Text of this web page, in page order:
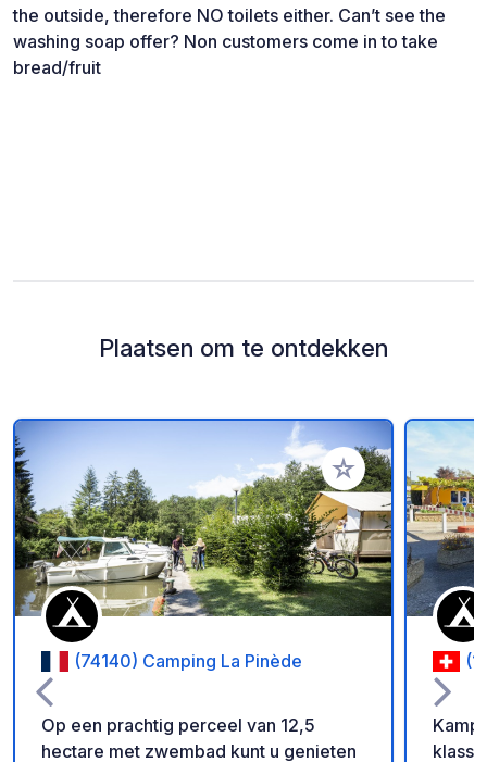
the outside, therefore NO toilets either. Can’t see the
washing soap offer? Non customers come in to take
bread/fruit
Plaatsen om te ontdekken
Voeg toe aan je
(74140) Camping La Pinède
Op een prachtig perceel van 12,5
hectare met zwembad kunt u genieten